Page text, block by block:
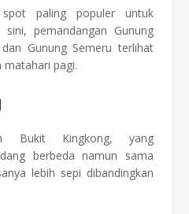
paling populer untuk
pemandangan Gunung
Gunung Semeru terlihat
matahari pagi.
Bukit Kingkong, yang
berbeda namun sama
lebih sepi dibandingkan